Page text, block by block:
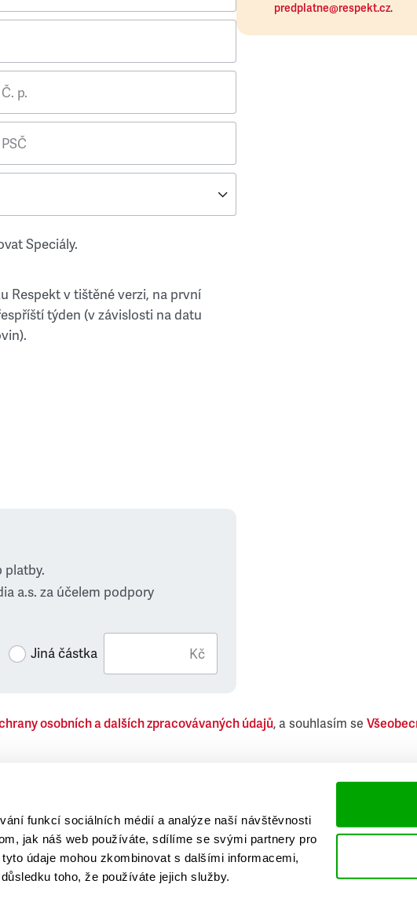
funkcí sociálních médií a analýze naší návštěvnosti
jak náš web používáte, sdílíme se svými partnery pro
údaje mohou zkombinovat s dalšími informacemi,
toho, že používáte jejich služby.
Č. p.
PSČ
Speciály.
Respekt v tištěné verzi, na první
týden (v závislosti na datu
platby.
a.s. za účelem podpory
Jiná částka Kč
predplatne@respekt.cz.
osobních a dalších zpracovávaných údajů, a souhlasím se